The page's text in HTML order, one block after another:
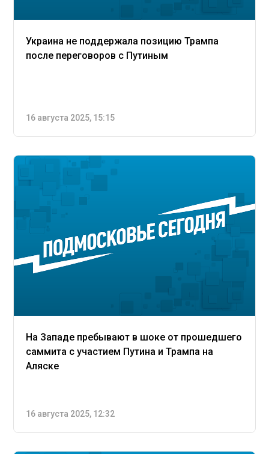
Украина не поддержала позицию Трампа
после переговоров с Путиным
16 августа 2025, 15:15
На Западе пребывают в шоке от прошедшего
саммита с участием Путина и Трампа на
Аляске
16 августа 2025, 12:32